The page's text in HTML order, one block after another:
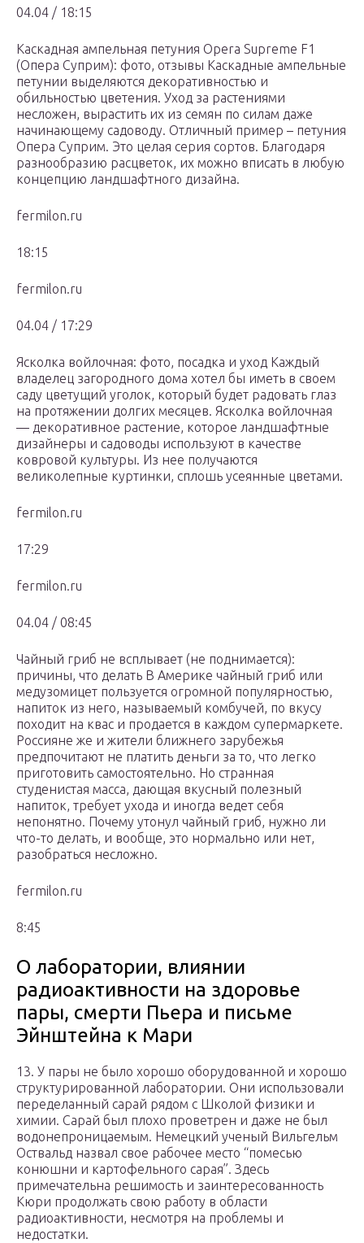
04.04 / 18:15
Каскадная ампельная петуния Opera Supreme F1
(Опера Суприм): фото, отзывы Каскадные ампельные
петунии выделяются декоративностью и
обильностью цветения. Уход за растениями
несложен, вырастить их из семян по силам даже
начинающему садоводу. Отличный пример – петуния
Опера Суприм. Это целая серия сортов. Благодаря
разнообразию расцветок, их можно вписать в любую
концепцию ландшафтного дизайна.
fermilon.ru
18:15
fermilon.ru
04.04 / 17:29
Ясколка войлочная: фото, посадка и уход Каждый
владелец загородного дома хотел бы иметь в своем
саду цветущий уголок, который будет радовать глаз
на протяжении долгих месяцев. Ясколка войлочная
— декоративное растение, которое ландшафтные
дизайнеры и садоводы используют в качестве
ковровой культуры. Из нее получаются
великолепные куртинки, сплошь усеянные цветами.
fermilon.ru
17:29
fermilon.ru
04.04 / 08:45
Чайный гриб не всплывает (не поднимается):
причины, что делать В Америке чайный гриб или
медузомицет пользуется огромной популярностью,
напиток из него, называемый комбучей, по вкусу
походит на квас и продается в каждом супермаркете.
Россияне же и жители ближнего зарубежья
предпочитают не платить деньги за то, что легко
приготовить самостоятельно. Но странная
студенистая масса, дающая вкусный полезный
напиток, требует ухода и иногда ведет себя
непонятно. Почему утонул чайный гриб, нужно ли
что-то делать, и вообще, это нормально или нет,
разобраться несложно.
fermilon.ru
8:45
О лаборатории, влиянии
радиоактивности на здоровье
пары, смерти Пьера и письме
Эйнштейна к Мари
13. У пары не было хорошо оборудованной и хорошо
структурированной лаборатории. Они использовали
переделанный сарай рядом с Школой физики и
химии. Сарай был плохо проветрен и даже не был
водонепроницаемым. Немецкий ученый Вильгельм
Оствальд назвал свое рабочее место “помесью
конюшни и картофельного сарая”. Здесь
примечательна решимость и заинтересованность
Кюри продолжать свою работу в области
радиоактивности, несмотря на проблемы и
недостатки.